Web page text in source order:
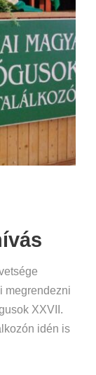
megrendezni
XXVII.
idén is